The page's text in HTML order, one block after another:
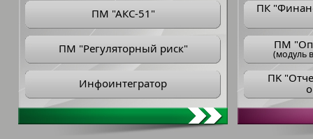
ПМ "АКС-51"
ПМ "Регуляторный риск"
Инфоинтегратор
ПК
ПM
(модуль
ПK